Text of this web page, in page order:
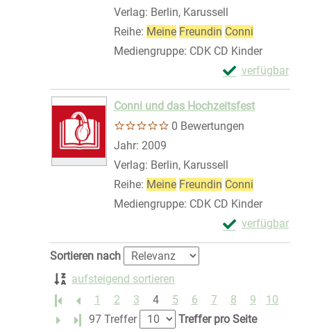
Verlag: Berlin, Karussell
Reihe: Meine Freundin Conni
Mediengruppe: CDK CD Kinder
verfügbar
Exemplar-
Zum Download
Conni und das Hochzeitsfest
0 Bewertungen
Suche nach diesem Verfasser
Jahr: 2009
Verlag: Berlin, Karussell
Reihe: Meine Freundin Conni
Mediengruppe: CDK CD Kinder
verfügbar
Exemplar-
Zum Download
Zu den Suchfiltern springen
Sortieren nach
aufsteigend sortieren
1
2 3 4 5 6 7 8 9
10
Letzte Seite
97 Treffer Treffer pro Seite